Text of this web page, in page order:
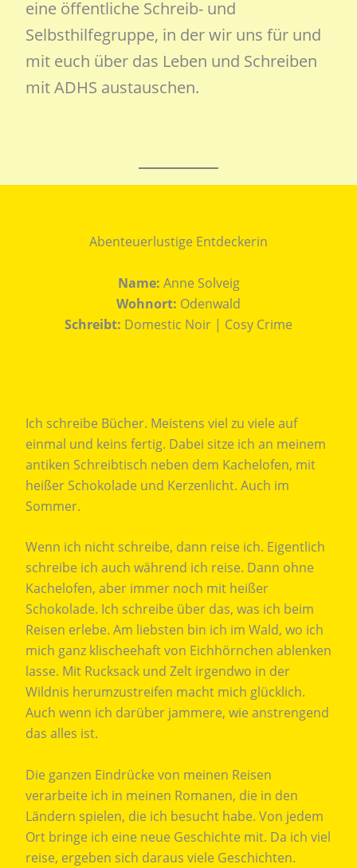
eine öffentliche Schreib- und
Selbsthilfegruppe, in der wir uns für und
mit euch über das Leben und Schreiben
mit ADHS austauschen.
Abenteuerlustige Entdeckerin
Name: Anne Solveig
Wohnort: Odenwald
Schreibt: Domestic Noir | Cosy Crime
Ich schreibe Bücher. Meistens viel zu viele auf
einmal und keins fertig. Dabei sitze ich an meinem
antiken Schreibtisch neben dem Kachelofen, mit
heißer Schokolade und Kerzenlicht. Auch im
Sommer.
Wenn ich nicht schreibe, dann reise ich. Eigentlich
schreibe ich auch während ich reise. Dann ohne
Kachelofen, aber immer noch mit heißer
Schokolade. Ich schreibe über das, was ich beim
Reisen erlebe. Am liebsten bin ich im Wald, wo ich
mich ganz klischeehaft von Eichhörnchen ablenken
lasse. Mit Rucksack und Zelt irgendwo in der
Wildnis herumzustreifen macht mich glücklich.
Auch wenn ich darüber jammere, wie anstrengend
das alles ist.
Die ganzen Eindrücke von meinen Reisen
verarbeite ich in meinen Romanen, die in den
Ländern spielen, die ich besucht habe. Von jedem
Ort bringe ich eine neue Geschichte mit. Da ich viel
reise, ergeben sich daraus viele Geschichten.